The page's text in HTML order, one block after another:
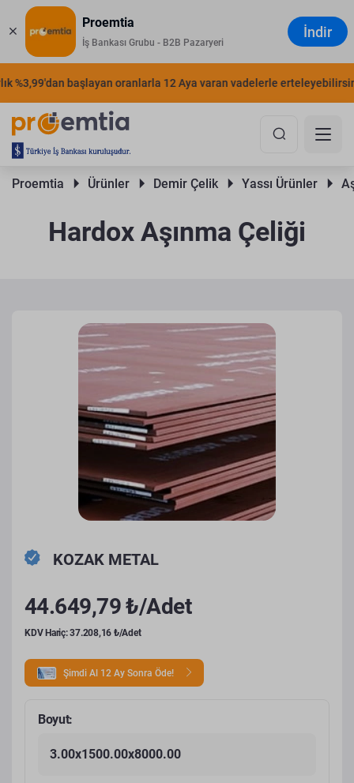
Proemtia
İş Bankası Grubu - B2B Pazaryeri
İndir
%3,99'dan başlayan oranlarla 12 Aya varan vadelerle
Proemtia Ürünler Demir Çelik Yassı Ürünler
Hardox Aşınma Çeliği
KOZAK METAL
44.649,79 ₺/Adet
KDV Hariç: 37.208,16 ₺/Adet
Şimdi Al 12 Ay Sonra Öde!
Boyut:
3.00x1500.00x8000.00